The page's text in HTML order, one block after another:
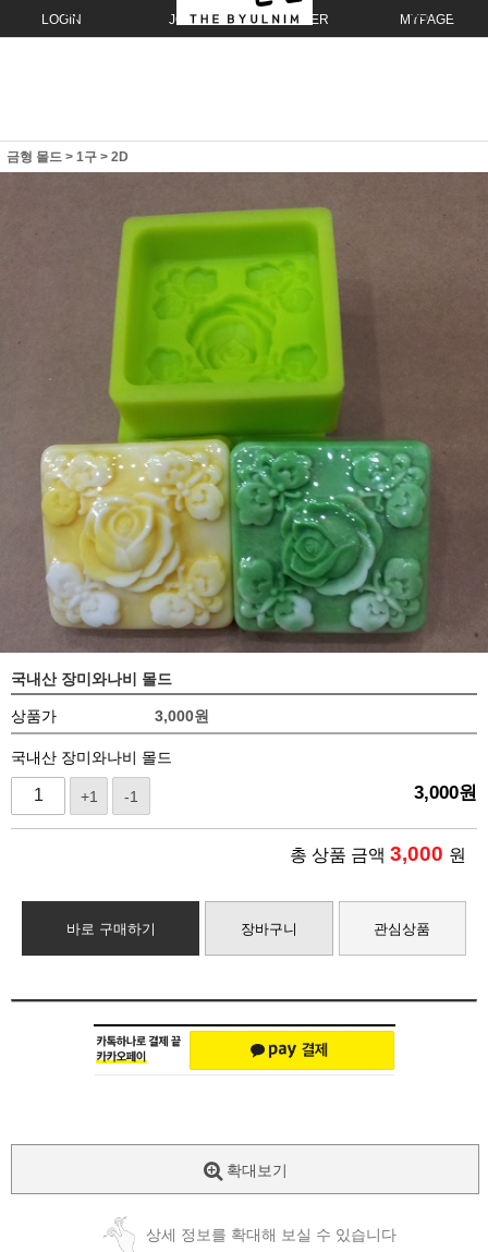
LOGIN JOIN ORDER MYPAGE
금형 몰드 > 1구 > 2D
국내산 장미와나비 몰드
상품가 3,000원
국내산 장미와나비 몰드
+1 -1 3,000원
총 상품 금액 3,000 원
바로 구매하기 장바구니 관심상품
확대보기
상세 정보를 확대해 보실 수 있습니다